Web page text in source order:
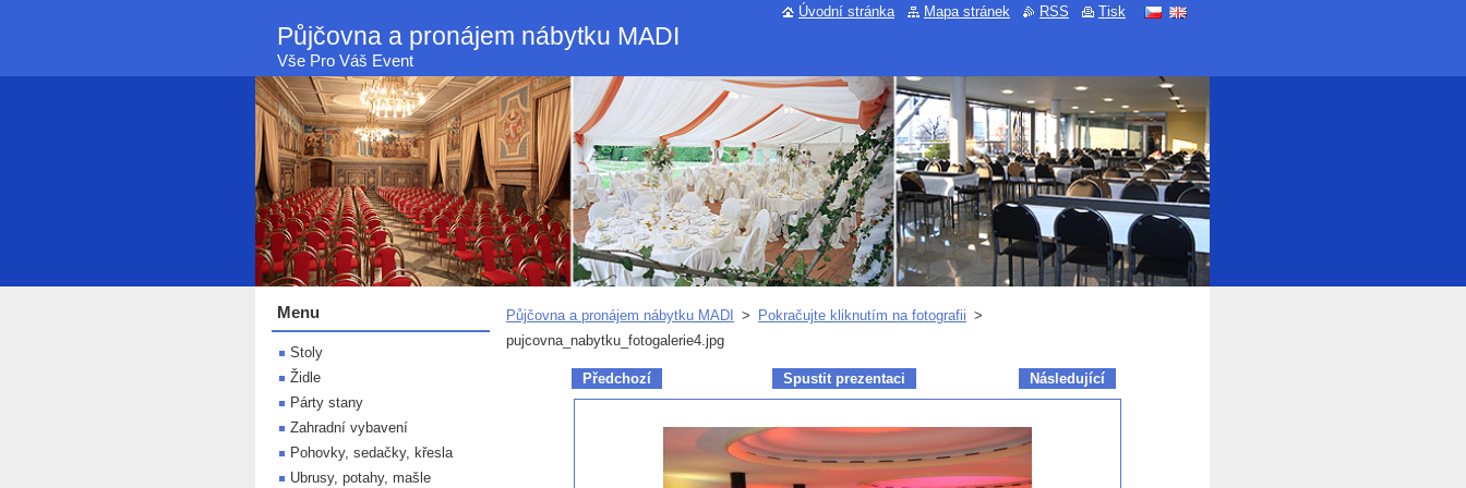
Půjčovna a pronájem nábytku MADI
Vše Pro Váš Event
Půjčovna a pronájem nábytku MADI > Pokračujte kliknutím na fotografii >
pujcovna_nabytku_fotogalerie4.jpg
Předchozí Spustit prezentaci Následující
Menu
Stoly
Židle
Párty stany
Zahradní vybavení
Pohovky, sedačky, křesla
Ubrusy, potahy, mašle
Úvodní stránka Mapa stránek RSS Tisk